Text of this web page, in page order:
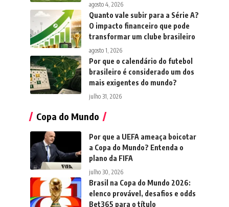
agosto 4, 2026
Quanto vale subir para a Série A?
O impacto financeiro que pode
transformar um clube brasileiro
agosto 1, 2026
Por que o calendário do futebol
brasileiro é considerado um dos
mais exigentes do mundo?
julho 31, 2026
Copa do Mundo
Por que a UEFA ameaça boicotar
a Copa do Mundo? Entenda o
plano da FIFA
julho 30, 2026
Brasil na Copa do Mundo 2026:
elenco provável, desafios e odds
Bet365 para o título